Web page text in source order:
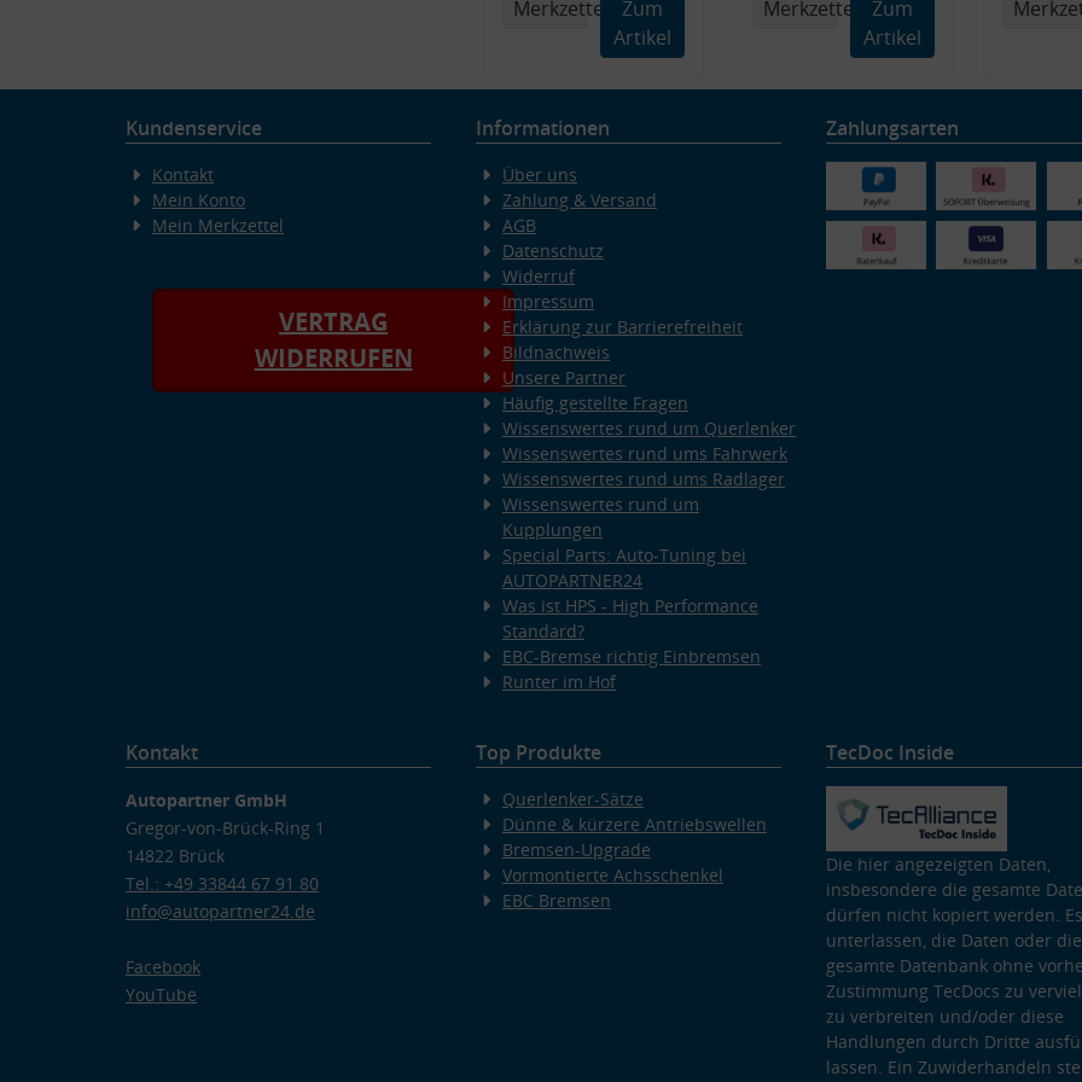
Merkzettel
Zum
Artikel
Merkzettel
Zum
Artikel
Kundenservice
Kontakt
Mein Konto
Mein Merkzettel
VERTRAG
WIDERRUFEN
Informationen
Über uns
Zahlung & Versand
AGB
Datenschutz
Widerruf
Impressum
Erklärung zur Barrierefreiheit
Bildnachweis
Unsere Partner
Häufig gestellte Fragen
Wissenswertes rund um Querlenker
Wissenswertes rund ums Fahrwerk
Wissenswertes rund ums Radlager
Wissenswertes rund um
Kupplungen
Special Parts: Auto-Tuning bei
AUTOPARTNER24
Was ist HPS - High Performance
Standard?
EBC-Bremse richtig Einbremsen
Runter im Hof
Zahlungsarten
Kontakt
Autopartner GmbH
Gregor-von-Brück-Ring 1
14822 Brück
Tel.: +49 33844 67 91 80
info@autopartner24.de
Facebook
YouTube
Top Produkte
Querlenker-Sätze
Dünne & kürzere Antriebswellen
Bremsen-Upgrade
Vormontierte Achsschenkel
EBC Bremsen
TecDoc Inside
Die hier angezeigten Daten,
insbesondere die gesamte
dürfen nicht kopiert werden.
unterlassen, die Daten oder die
gesamte Datenbank ohne
Zustimmung TecDocs zu
zu verbreiten und/oder diese
Handlungen durch Dritte
lassen. Ein Zuwiderhandeln